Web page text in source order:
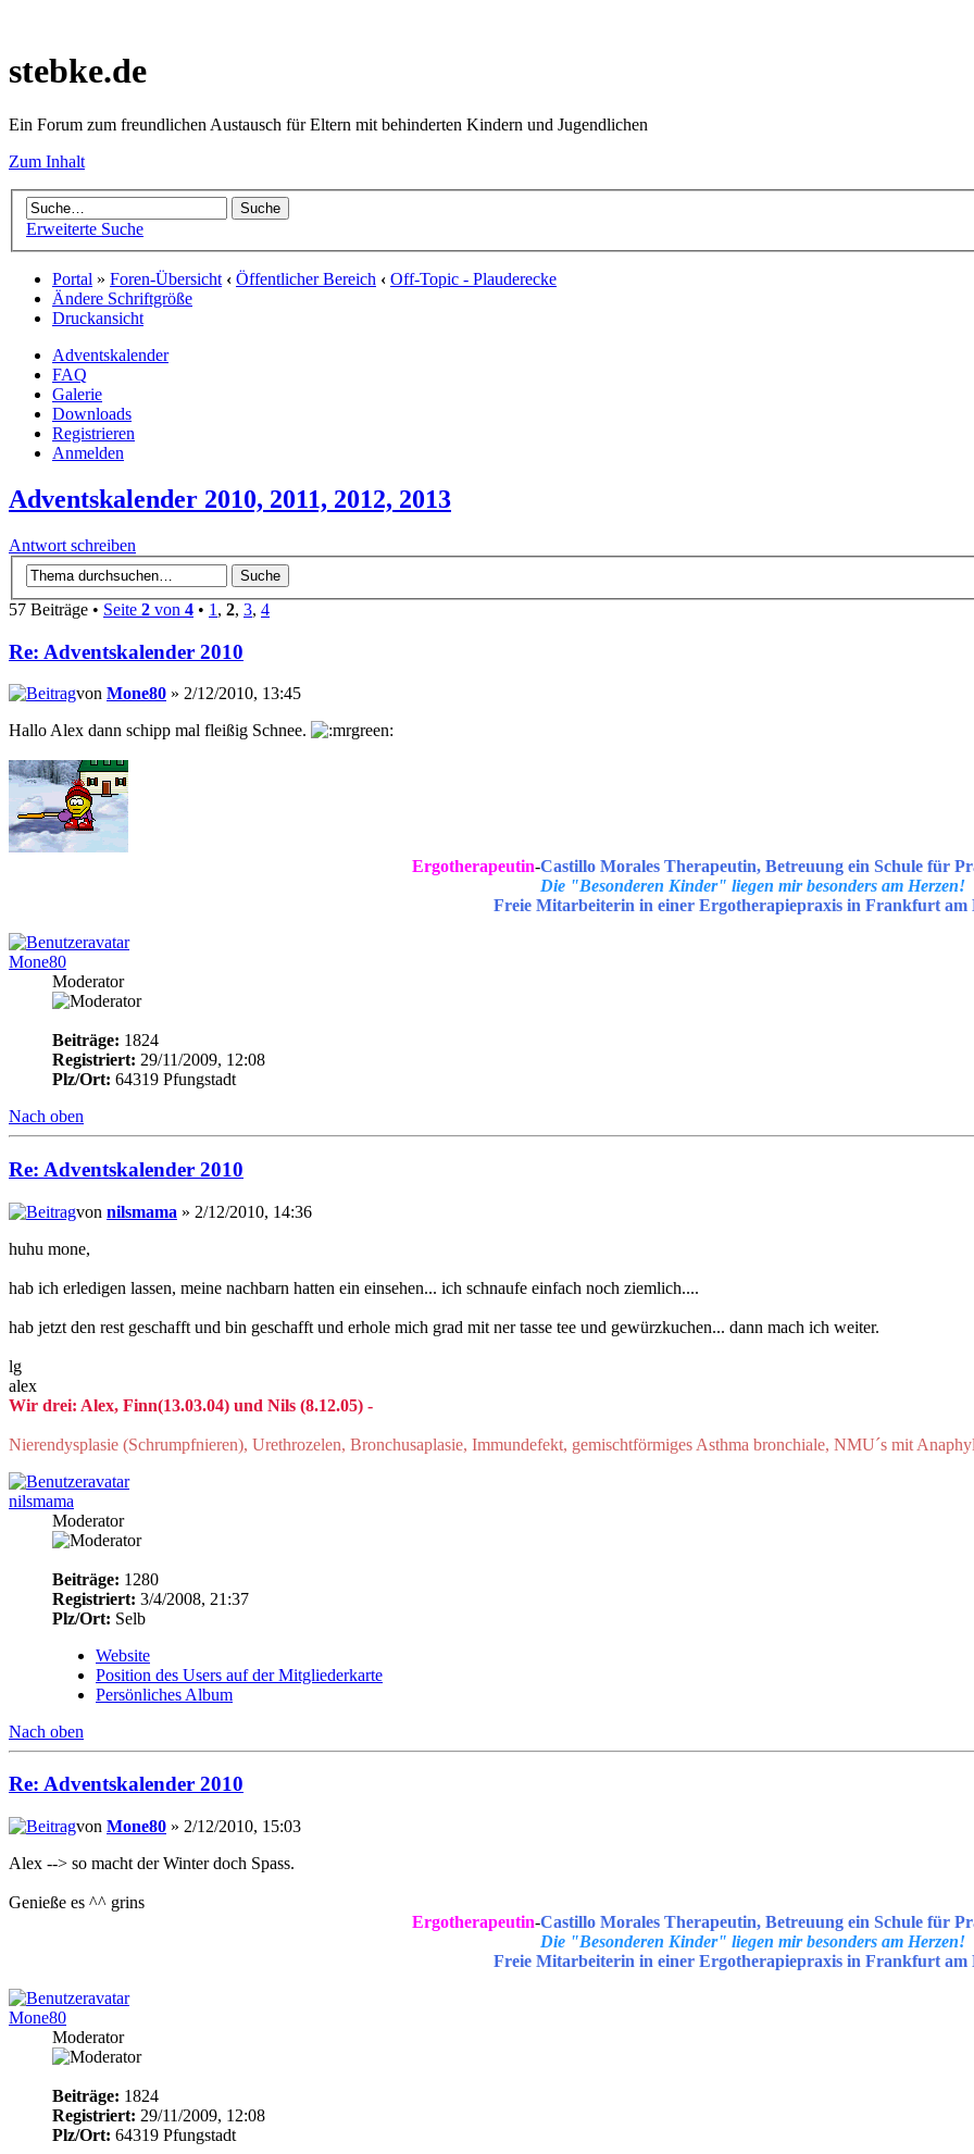
stebke.de
Ein Forum zum freundlichen Austausch für Eltern mit behinderten Kindern und Jugendlichen
Zum Inhalt
Erweiterte Suche
Portal » Foren-Übersicht ‹ Öffentlicher Bereich ‹ Off-Topic - Plauderecke
Ändere Schriftgröße
Druckansicht
Adventskalender
FAQ
Galerie
Downloads
Registrieren
Anmelden
Adventskalender 2010, 2011, 2012, 2013
Antwort schreiben
57 Beiträge • Seite 2 von 4 • 1 , 2, 3, 4
Re: Adventskalender 2010
von Mone80 » 2/12/2010, 13:45
Hallo Alex dann schipp mal fleißig Schnee.
Ergotherapeutin-Castillo Morales Therapeutin, Betreuung ein Schule für
Die "Besonderen Kinder" liegen mir besonders am Herzen!
Freie Mitarbeiterin in einer Ergotherapiepraxis in Frankfurt am
Mone80
Moderator
Beiträge: 1824
Registriert: 29/11/2009, 12:08
Plz/Ort: 64319 Pfungstadt
Nach oben
Re: Adventskalender 2010
von nilsmama » 2/12/2010, 14:36
huhu mone,
hab ich erledigen lassen, meine nachbarn hatten ein einsehen... ich schnaufe einfach noch ziemlich....
hab jetzt den rest geschafft und bin geschafft und erhole mich grad mit ner tasse tee und gewürzkuchen... dann mach ich weiter.
lg
alex
Wir drei: Alex, Finn(13.03.04) und Nils (8.12.05) -
Nierendysplasie (Schrumpfnieren), Urethrozelen, Bronchusaplasie, Immundefekt, gemischtförmiges Asthma bronchiale, NMU´s mit
nilsmama
Moderator
Beiträge: 1280
Registriert: 3/4/2008, 21:37
Plz/Ort: Selb
Website
Position des Users auf der Mitgliederkarte
Persönliches Album
Nach oben
Re: Adventskalender 2010
von Mone80 » 2/12/2010, 15:03
Alex --> so macht der Winter doch Spass.
Genieße es ^^ grins
Ergotherapeutin-Castillo Morales Therapeutin, Betreuung ein Schule für
Die "Besonderen Kinder" liegen mir besonders am Herzen!
Freie Mitarbeiterin in einer Ergotherapiepraxis in Frankfurt am
Mone80
Moderator
Beiträge: 1824
Registriert: 29/11/2009, 12:08
Plz/Ort: 64319 Pfungstadt